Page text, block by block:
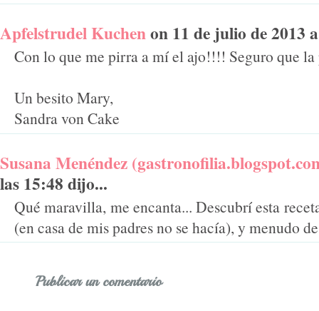
Apfelstrudel Kuchenon 11 de julio de 2013
Con lo que me pirra a mí el ajo!!!! Seguro que
Un besito Mary,
Sandra von Cake
Susana Menéndez
las 15:48 dijo...
Qué maravilla, me encanta... Descubrí esta
(en casa de mis padres no se hacía), y menudo
Publicar un comentario